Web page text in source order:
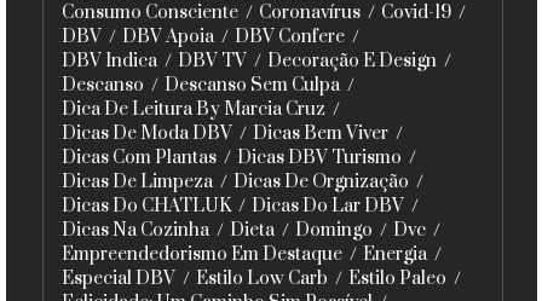
Consumo Consciente
Coronavírus
Covid-19
DBV
DBV Apoia
DBV Confere
DBV Indica
DBV TV
Decoração E Design
Descanso
Descanso Sem Culpa
Dica De Leitura By Marcia Cruz
Dicas De Moda DBV
Dicas Bem Viver
Dicas Com Plantas
Dicas DBV Turismo
Dicas De Limpeza
Dicas De Orgnização
Dicas Do CHATLUK
Dicas Do Lar DBV
Dicas Na Cozinha
Dieta Domingo
Dvc
Empreendedorismo Em Destaque
Energia
Especial DBV
Estilo Low Carb
Estilo Paleo